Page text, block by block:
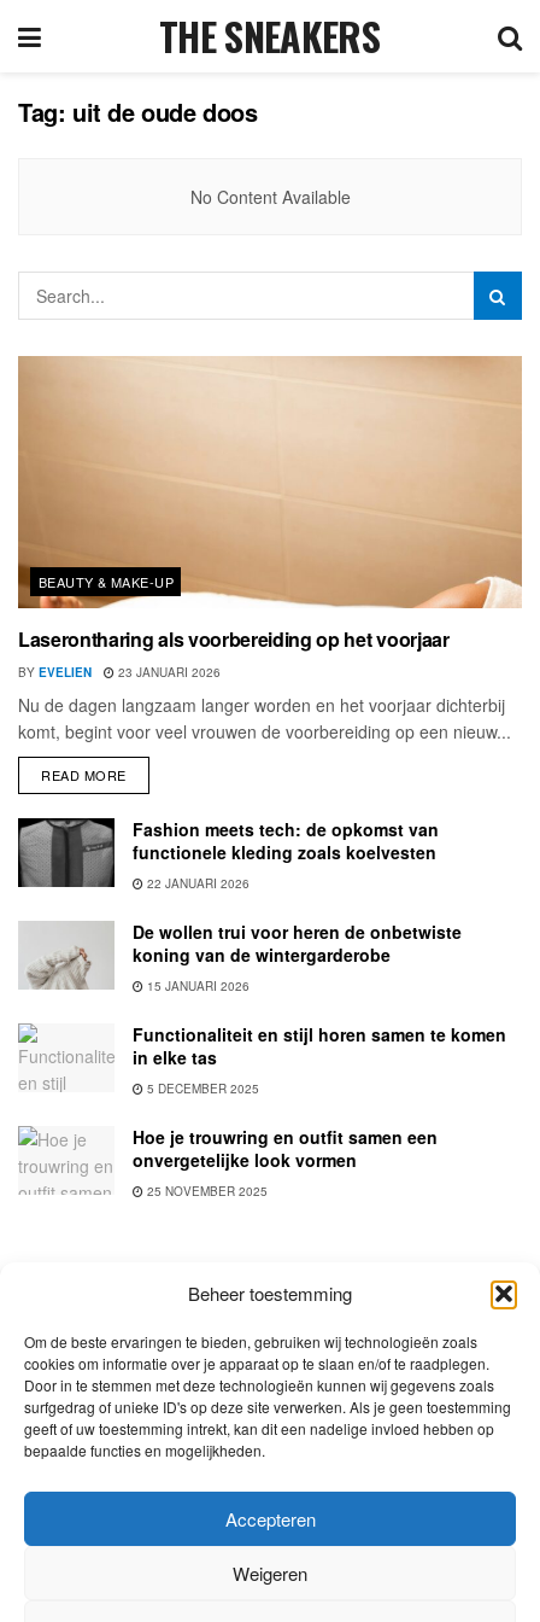
Beheer toestemming
Om de beste ervaringen te bieden, gebruiken wij technologieën zoals
cookies om informatie over je apparaat op te slaan en/of te raadplegen.
Door in te stemmen met deze technologieën kunnen wij gegevens zoals
surfgedrag of unieke ID's op deze site verwerken. Als je geen toestemming
geeft of uw toestemming intrekt, kan dit een nadelige invloed hebben op
bepaalde functies en mogelijkheden.
Accepteren
Weigeren
THE SNEAKERS
Tag: uit de oude doos
No Content Available
BEAUTY & MAKE-UP
Laserontharing als voorbereiding op het voorjaar
BY EVELIEN 23 JANUARI 2026
Nu de dagen langzaam langer worden en het voorjaar dichterbij
komt, begint voor veel vrouwen de voorbereiding op een nieuw...
READ MORE
Fashion meets tech: de opkomst van
functionele kleding zoals koelvesten
22 JANUARI 2026
De wollen trui voor heren de onbetwiste
koning van de wintergarderobe
15 JANUARI 2026
Functionaliteit en stijl horen samen te komen
in elke tas
5 DECEMBER 2025
Hoe je trouwring en outfit samen een
onvergetelijke look vormen
25 NOVEMBER 2025
Samenwerken?Klik hier voor meer informatie.
Menu
Lifestyle
Cookiebeleid (EU)